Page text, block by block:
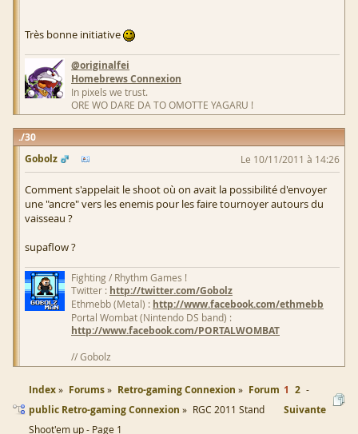
Très bonne initiative
@originalfei
Homebrews Connexion
In pixels we trust.
ORE WO DARE DA TO OMOTTE YAGARU !
30
Gobolz
Le 10/11/2011 à 14:26
Comment s'appelait le shoot où on avait la possibilité d'envoyer
une "ancre" vers les enemis pour les faire tournoyer autours du
vaisseau ?
supaflow ?
Fighting / Rhythm Games !
Twitter : http://twitter.com/Gobolz
Ethmebb (Metal) : http://www.facebook.com/ethmebb
Portal Wombat (Nintendo DS band) :
http://www.facebook.com/PORTALWOMBAT
// Gobolz
Index Forums Retro-gaming Connexion
Forum
public Retro-gaming Connexion
RGC 2011 Stand
Shoot'em up - Page 1
1 2
Suivante